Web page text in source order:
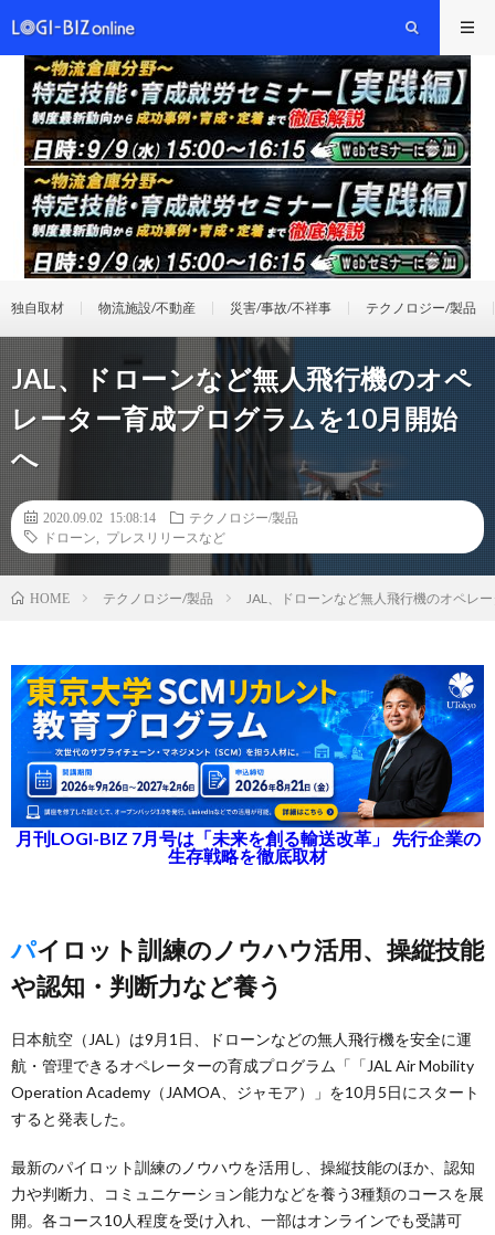
独自取材 物流施設/不動産 災害/事故/不祥事 テクノロジー/製品
JAL、ドローンなど無人飛行機のオペ
レーター育成プログラムを10月開始
へ
2020.09.02 15:08:14
テクノロジー/製品
ドローン
プレスリリースなど
HOME テクノロジー/製品 JAL、ドローンなど無人飛行機のオペレ
月刊LOGI-BIZ 7月号は「未来を創る輸送改革」 先行企業の
生存戦略を徹底取材
パイロット訓練のノウハウ活用、操縦技能
や認知・判断力など養う
日本航空（JAL）は9月1日、ドローンなどの無人飛行機を安全に運
航・管理できるオペレーターの育成プログラム「「JAL Air Mobility
Operation Academy（JAMOA、ジャモア）」を10月5日にスタート
すると発表した。
最新のパイロット訓練のノウハウを活用し、操縦技能のほか、認知
力や判断力、コミュニケーション能力などを養う3種類のコースを展
開。各コース10人程度を受け入れ、一部はオンラインでも受講可